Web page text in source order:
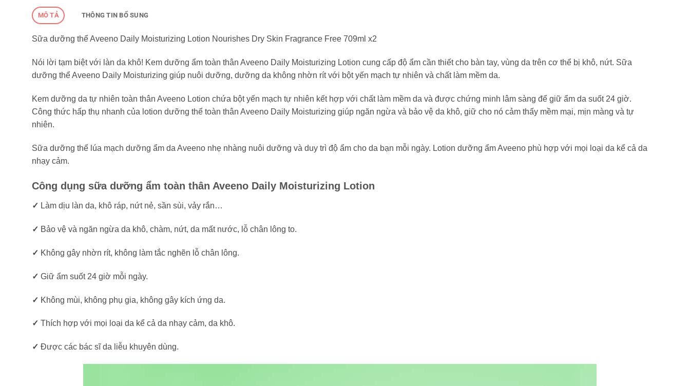
MÔ TẢ THÔNG TIN BỔ SUNG
Sữa dưỡng thể Aveeno Daily Moisturizing Lotion Nourishes Dry Skin Fragrance Free 709ml x2
Nói lời tạm biệt với làn da khô! Kem dưỡng ẩm toàn thân Aveeno Daily Moisturizing Lotion cung cấp độ ẩm cần thiết cho bàn tay, vùng da trên cơ thể bị khô, nứt. Sữa
dưỡng thể Aveeno Daily Moisturizing giúp nuôi dưỡng, dưỡng da không nhờn rít với bột yến mạch tự nhiên và chất làm mềm da.
Kem dưỡng da tự nhiên toàn thân Aveeno Lotion chứa bột yến mạch tự nhiên kết hợp với chất làm mềm da và được chứng minh lâm sàng để giữ ẩm da suốt 24 giờ.
Công thức hấp thụ nhanh của lotion dưỡng thể toàn thân Aveeno Daily Moisturizing giúp ngăn ngừa và bảo vệ da khô, giữ cho nó cảm thấy mềm mại, mịn màng và tự
nhiên.
Sữa dưỡng thể lúa mạch dưỡng ẩm da Aveeno nhẹ nhàng nuôi dưỡng và duy trì độ ẩm cho da bạn mỗi ngày. Lotion dưỡng ẩm Aveeno phù hợp với mọi loại da kể cả da
nhạy cảm.
Công dụng sữa dưỡng ẩm toàn thân Aveeno Daily Moisturizing Lotion
✓ Làm dịu làn da, khô ráp, nứt nẻ, sần sùi, vảy rắn…
✓ Bảo vệ và ngăn ngừa da khô, chàm, nứt, da mất nước, lỗ chân lông to.
✓ Không gây nhờn rít, không làm tắc nghẽn lỗ chân lông.
✓ Giữ ẩm suốt 24 giờ mỗi ngày.
✓ Không mùi, không phụ gia, không gây kích ứng da.
✓ Thích hợp với mọi loại da kể cả da nhạy cảm, da khô.
✓ Được các bác sĩ da liễu khuyên dùng.